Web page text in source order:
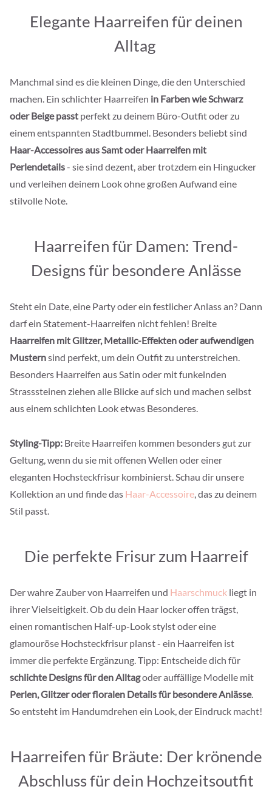
Elegante Haarreifen für deinen
Alltag
Manchmal sind es die kleinen Dinge, die den Unterschied
machen. Ein schlichter Haarreifen in Farben wie Schwarz
oder Beige passt perfekt zu deinem Büro-Outfit oder zu
einem entspannten Stadtbummel. Besonders beliebt sind
Haar-Accessoires aus Samt oder Haarreifen mit
Perlendetails- sie sind dezent, aber trotzdem ein Hingucker
und verleihen deinem Look ohne großen Aufwand eine
stilvolle Note.
Haarreifen für Damen: Trend-
Designs für besondere Anlässe
Steht ein Date, eine Party oder ein festlicher Anlass an? Dann
darf ein Statement-Haarreifen nicht fehlen! Breite
Haarreifen mit Glitzer, Metallic-Effekten oder aufwendigen
Musternsind perfekt, um dein Outfit zu unterstreichen.
Besonders Haarreifen aus Satin oder mit funkelnden
Strasssteinen ziehen alle Blicke auf sich und machen selbst
aus einem schlichten Look etwas Besonderes.
Styling-Tipp: Breite Haarreifen kommen besonders gut zur
Geltung, wenn du sie mit offenen Wellen oder einer
eleganten Hochsteckfrisur kombinierst. Schau dir unsere
Kollektion an und finde das Haar-Accessoire, das zu deinem
Stil passt.
Die perfekte Frisur zum Haarreif
Der wahre Zauber von Haarreifen und Haarschmuck liegt in
ihrer Vielseitigkeit. Ob du dein Haar locker offen trägst,
einen romantischen Half-up-Look stylst oder eine
glamouröse Hochsteckfrisur planst - ein Haarreifen ist
immer die perfekte Ergänzung. Tipp: Entscheide dich für
schlichte Designs für den Alltagoder auffällige Modelle mit
Perlen, Glitzer oder floralen Details für besondere Anlässe.
So entsteht im Handumdrehen ein Look, der Eindruck macht!
Haarreifen für Bräute: Der krönende
Abschluss für dein Hochzeitsoutfit